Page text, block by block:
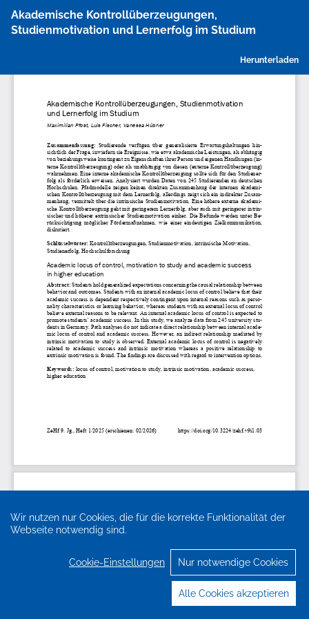
Wir nutzen nur Cookies, die für die korrekte Funktionalität der
Webseite notwendig sind.
Cookie-Einstellungen Nur notwendige Cookies
Alle Cookies akzeptieren
Artikeldetails
zurückkehren
Akademische Kontrollüberzeugungen,
Studienmotivation und Lernerfolg im Studium
Herunterladen